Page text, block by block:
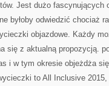
Jest dużo fascynujących
byłoby odwiedzić chociaż
objazdowe. Każdy
się z aktualną propozycją.
i w tym okresie objeżdża
to All Inclusive 2015,